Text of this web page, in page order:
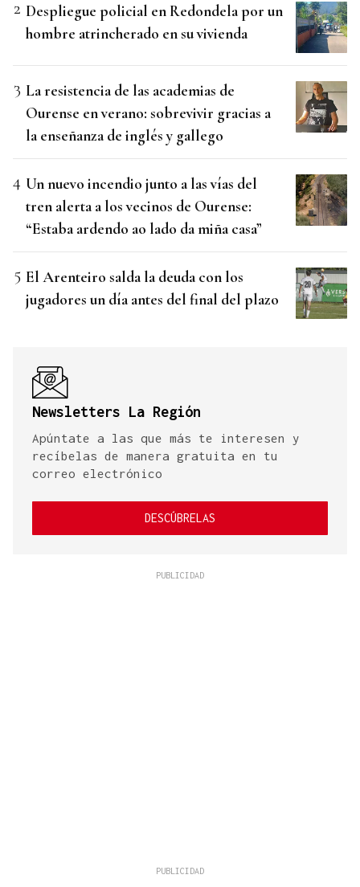
Despliegue policial en Redondela por un
hombre atrincherado en su vivienda
La resistencia de las academias de
Ourense en verano: sobrevivir gracias a
la enseñanza de inglés y gallego
Un nuevo incendio junto a las vías del
tren alerta a los vecinos de Ourense:
“Estaba ardendo ao lado da miña casa”
El Arenteiro salda la deuda con los
jugadores un día antes del final del plazo
Newsletters La Región
Apúntate a las que más te interesen y
recíbelas de manera gratuita en tu
correo electrónico
DESCÚBRELAS